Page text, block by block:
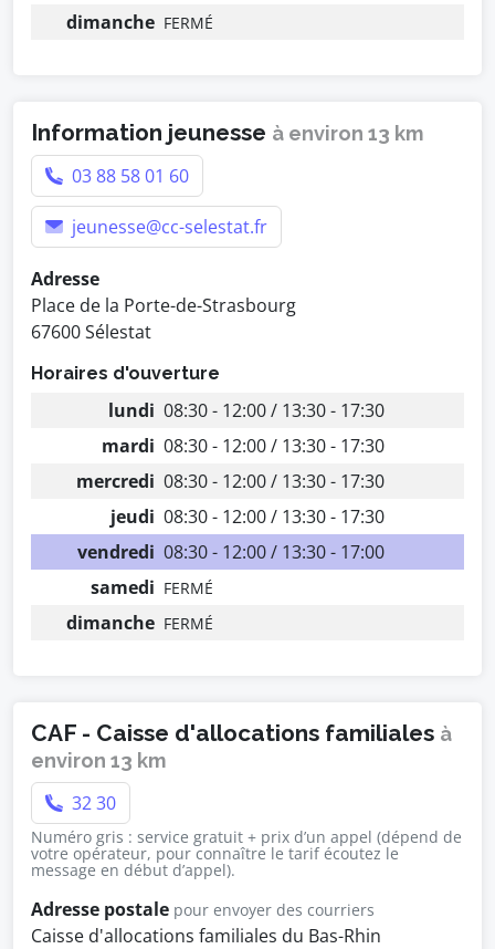
dimanche FERMÉ
Information jeunesse à environ 13 km
03 88 58 01 60
jeunesse@cc-selestat.fr
Adresse
Place de la Porte-de-Strasbourg
67600 Sélestat
Horaires d'ouverture
lundi 08:30 - 12:00 / 13:30 - 17:30
mardi 08:30 - 12:00 / 13:30 - 17:30
mercredi 08:30 - 12:00 / 13:30 - 17:30
jeudi 08:30 - 12:00 / 13:30 - 17:30
vendredi 08:30 - 12:00 / 13:30 - 17:00
samedi FERMÉ
dimanche FERMÉ
CAF - Caisse d'allocations familiales à
environ 13 km
32 30
Numéro gris : service gratuit + prix d’un appel (dépend de
votre opérateur, pour connaître le tarif écoutez le
message en début d’appel).
Adresse postale pour envoyer des courriers
Caisse d'allocations familiales du Bas-Rhin